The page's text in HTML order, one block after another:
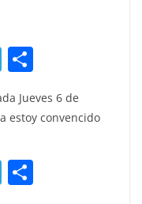
T
el
e
a
m
m
p
Jueves 6 de
estoy convencido
T